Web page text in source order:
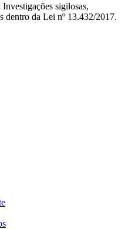
Investigações sigilosas,
dentro da Lei nº 13.432/2017.